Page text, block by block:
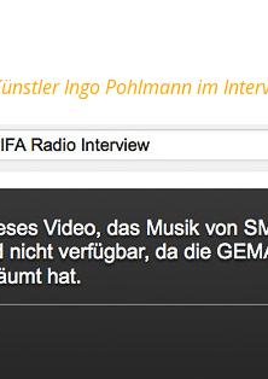
Ingo Pohlmann im